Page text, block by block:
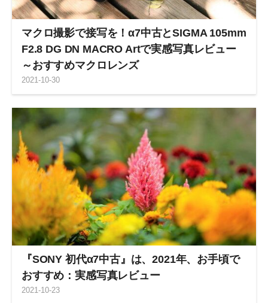
2021-10-30
マクロ撮影で接写を！α7中古とSIGMA 105mm
F2.8 DG DN MACRO Artで実感写真レビュー
～おすすめマクロレンズ
2021-10-23
『SONY 初代α7中古』は、2021年、お手頃で
おすすめ：実感写真レビュー